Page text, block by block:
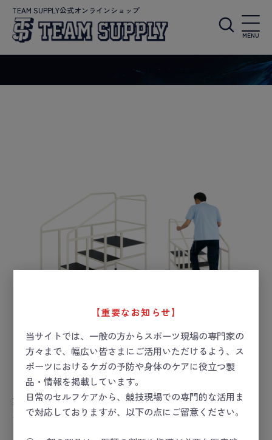
TEAM SUPPLY公式オンラインショップ
MENU
【重要なお知らせ】
当サイトでは、一般の方からスポーツ現場の専門家の
方々まで、幅広い皆さまにご活用いただけるよう、ス
ポーツにおけるケガの予防や身体のケアに役立つ製
品・情報を掲載しています。
日常のセルフケアから、競技現場での専門的な活用ま
で対応しておりますが、以下の点にご留意ください。
歩行階段SD
お届け目安：要お問い合わせ